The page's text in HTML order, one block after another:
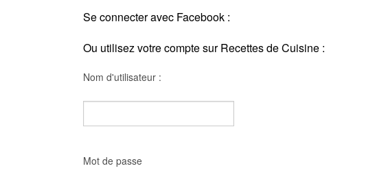
Se connecter avec Facebook :
Ou utilisez votre compte sur Recettes de Cuisine :
Nom d'utilisateur :
Mot de passe